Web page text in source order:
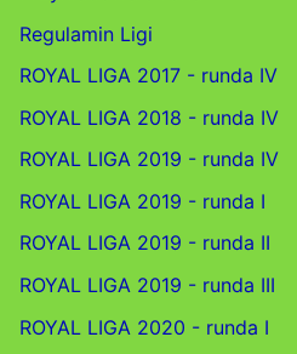
Regulamin Ligi
ROYAL LIGA 2017 - runda IV
ROYAL LIGA 2018 - runda IV
ROYAL LIGA 2019 - runda IV
ROYAL LIGA 2019 - runda I
ROYAL LIGA 2019 - runda II
ROYAL LIGA 2019 - runda III
ROYAL LIGA 2020 - runda I